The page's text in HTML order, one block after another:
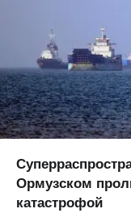
Ормузском
катастрофой